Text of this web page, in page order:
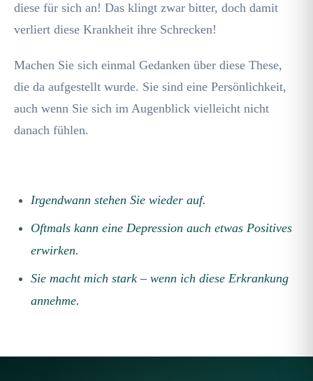
diese für sich an! Das klingt zwar bitter, doch damit
verliert diese Krankheit ihre Schrecken!
Machen Sie sich einmal Gedanken über diese These,
die da aufgestellt wurde. Sie sind eine Persönlichkeit,
auch wenn Sie sich im Augenblick vielleicht nicht
danach fühlen.
Irgendwann stehen Sie wieder auf.
Oftmals kann eine Depression auch etwas Positives
erwirken.
Sie macht mich stark – wenn ich diese Erkrankung
annehme.